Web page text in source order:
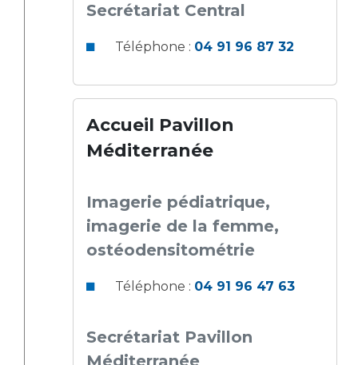
Secrétariat Central
Téléphone : 04 91 96 87 32
Accueil Pavillon
Méditerranée
Imagerie pédiatrique,
imagerie de la femme,
ostéodensitométrie
Téléphone : 04 91 96 47 63
Secrétariat Pavillon